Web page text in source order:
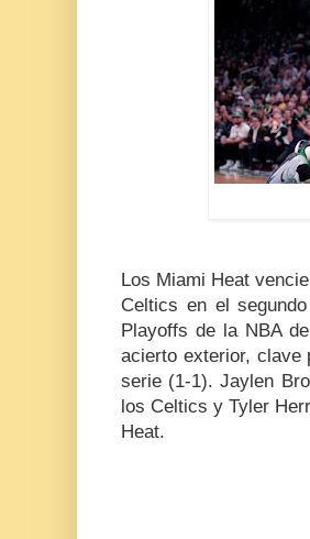
Los Miami Heat
Celtics en el
Playoffs de la NBA
acierto exterior, clave
serie (1-1). Jaylen
los Celtics y Tyler
Heat.